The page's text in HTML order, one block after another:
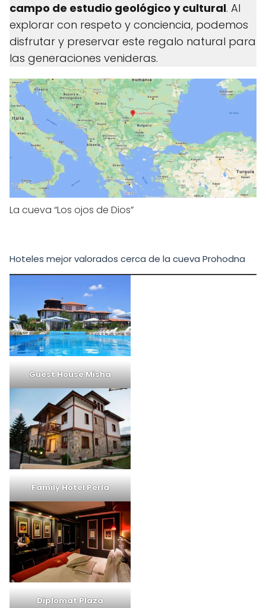
campo de estudio geológico y cultural. Al
explorar con respeto y conciencia, podemos
disfrutar y preservar este regalo natural para
las generaciones venideras.
La cueva “Los ojos de Dios”
Hoteles mejor valorados cerca de la cueva Prohodna
Guest House Misha
Family Hotel Perla
Diplomat Plaza